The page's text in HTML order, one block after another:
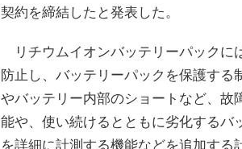
契約を締結したと発表した。
リチウムイオンバッテリーパックに
防止し、バッテリーパックを保護す
やバッテリー内部のショートなど、
能や、使い続けるとともに劣化する
を詳細に計測する機能などを追加する